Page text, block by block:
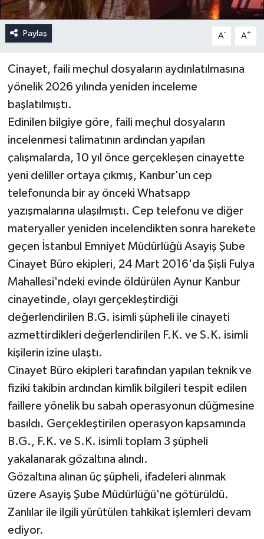
Paylaş A- A+
Cinayet, faili meçhul dosyaların aydınlatılmasına
yönelik 2026 yılında yeniden inceleme
başlatılmıştı.
Edinilen bilgiye göre, faili meçhul dosyaların
incelenmesi talimatının ardından yapılan
çalışmalarda, 10 yıl önce gerçekleşen cinayette
yeni deliller ortaya çıkmış, Kanbur'un cep
telefonunda bir ay önceki Whatsapp
yazışmalarına ulaşılmıştı. Cep telefonu ve diğer
materyaller yeniden incelendikten sonra harekete
geçen İstanbul Emniyet Müdürlüğü Asayiş Şube
Cinayet Büro ekipleri, 24 Mart 2016'da Şişli Fulya
Mahallesi'ndeki evinde öldürülen Aynur Kanbur
cinayetinde, olayı gerçekleştirdiği
değerlendirilen B.G. isimli şüpheli ile cinayeti
azmettirdikleri değerlendirilen F.K. ve S.K. isimli
kişilerin izine ulaştı.
Cinayet Büro ekipleri tarafından yapılan teknik ve
fiziki takibin ardından kimlik bilgileri tespit edilen
faillere yönelik bu sabah operasyonun düğmesine
basıldı. Gerçekleştirilen operasyon kapsamında
B.G., F.K. ve S.K. isimli toplam 3 şüpheli
yakalanarak gözaltına alındı.
Gözaltına alınan üç şüpheli, ifadeleri alınmak
üzere Asayiş Şube Müdürlüğü'ne götürüldü.
Zanlılar ile ilgili yürütülen tahkikat işlemleri devam
ediyor.